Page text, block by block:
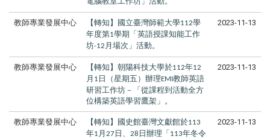
教師專業發展中心 【轉知】國立臺灣師範大學112學
年度第1學期「英語授課知能工作
坊-12 月場次」活動。
2023-11-13
教師專業發展中心 【轉知】朝陽科技大學於112年12
月 1 日（星期五）辦理EMI教師英語
研習工作坊－「從課程到活動全方
位構築英語學習鷹架」。
2023-11-13
教師專業發展中心 【轉知】國史館臺灣文獻館於113
年1 月 27 日、 28 日辦理「 113年冬令
2023-11-13